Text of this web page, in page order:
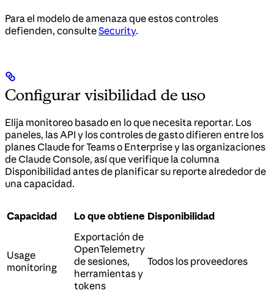
Para el modelo de amenaza que estos controles
defienden, consulteSecurity.
Configurar visibilidad de uso
Elija monitoreo basado en lo que necesita reportar. Los
paneles, las API y los controles de gasto difieren entre los
planes Claude for Teams o Enterprise y las organizaciones
de Claude Console, así que verifique la columna
Disponibilidad antes de planificar su reporte alrededor de
una capacidad.
Capacidad Lo que obtiene Disponibilidad
Usage
monitoring
Exportación de
OpenTelemetry
de sesiones,
herramientas y
tokens
Todos los proveedores